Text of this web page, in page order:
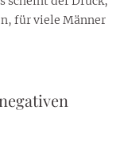
für viele Männer